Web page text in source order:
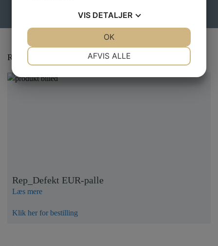
Relaterede varer
Rep_Defekt EUR-palle
Læs mere
Klik her for bestilling
VIS DETALJER
AFVIS ALLE
OK